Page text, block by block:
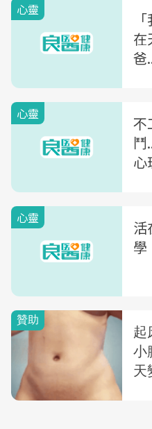
心靈
在
爸
心靈
不
鬥
心
心靈
活